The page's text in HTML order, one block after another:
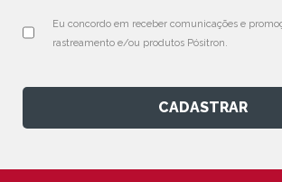
Eu concordo em receber comunicações e
rastreamento e/ou produtos Pósitron.
CADASTRAR